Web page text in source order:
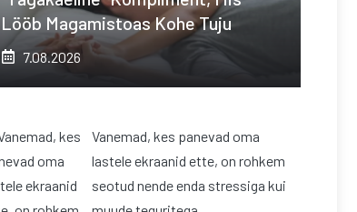
Lööb Magamistoas Kohe Tuju
7.08.2026
Vanemad, kes panevad oma
lastele ekraanid ette, on rohkem
seotud nende enda stressiga kui